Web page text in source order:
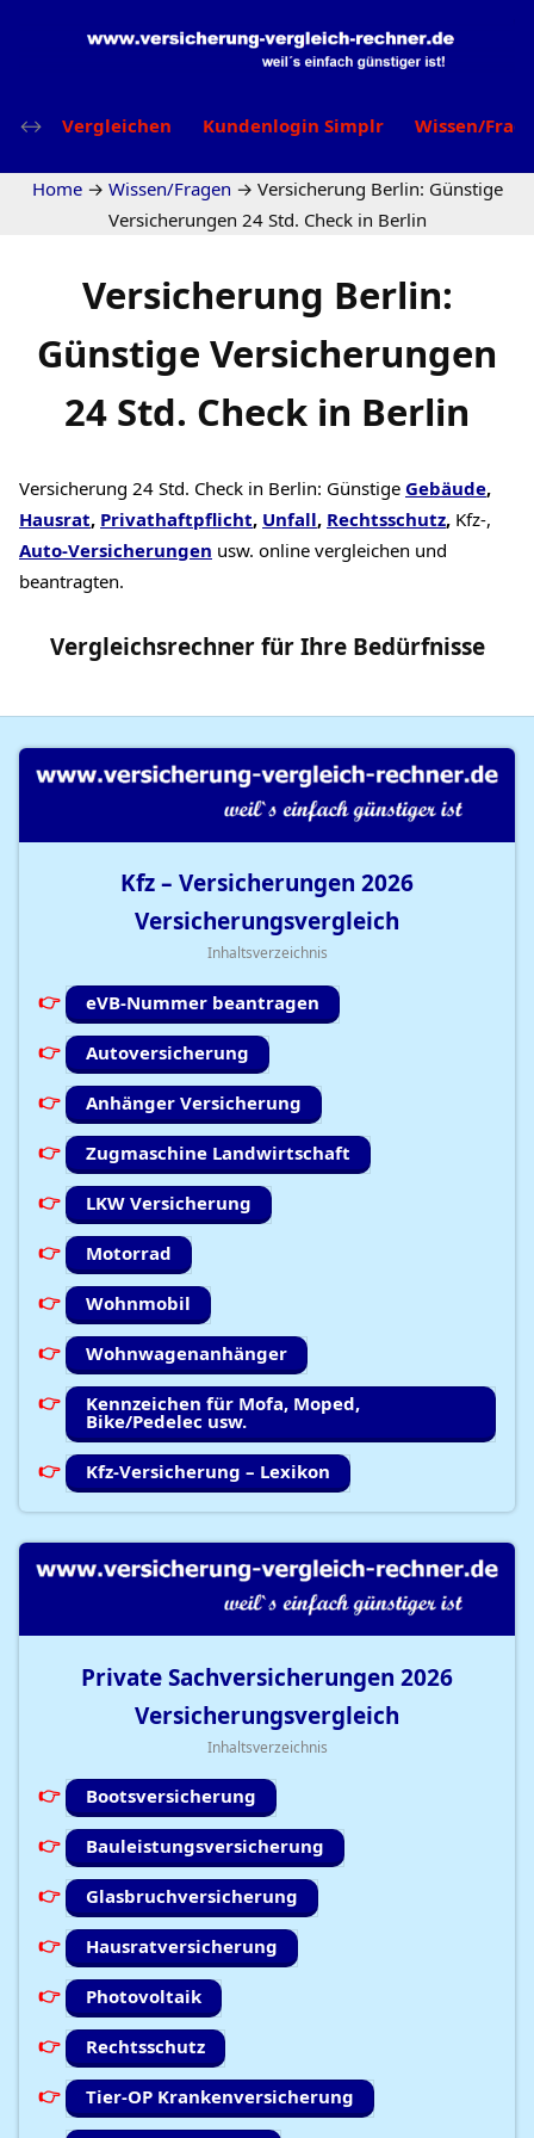
Vergleichen Kundenlogin Simplr Wissen/
Home → Wissen/Fragen → Versicherung Berlin: Günstige
Versicherungen 24 Std. Check in Berlin
Versicherung Berlin:
Günstige Versicherungen
24 Std. Check in Berlin
Versicherung 24 Std. Check in Berlin: Günstige Gebäude,
Hausrat, Privathaftpflicht, Unfall, Rechtsschutz, Kfz-,
Auto-Versicherungen usw. online vergleichen und
beantragten.
Vergleichsrechnerfür Ihre Bedürfnisse
Kfz – Versicherungen 2026
Versicherungsvergleich
Inhaltsverzeichnis
eVB-Nummer beantragen
Autoversicherung
Anhänger Versicherung
Zugmaschine Landwirtschaft
LKW Versicherung
Motorrad
Wohnmobil
Wohnwagenanhänger
Kennzeichen für Mofa, Moped,
Bike/Pedelec usw.
Kfz-Versicherung – Lexikon
Private Sachversicherungen 2026
Versicherungsvergleich
Inhaltsverzeichnis
Bootsversicherung
Bauleistungsversicherung
Glasbruchversicherung
Hausratversicherung
Photovoltaik
Rechtsschutz
Tier-OP Krankenversicherung